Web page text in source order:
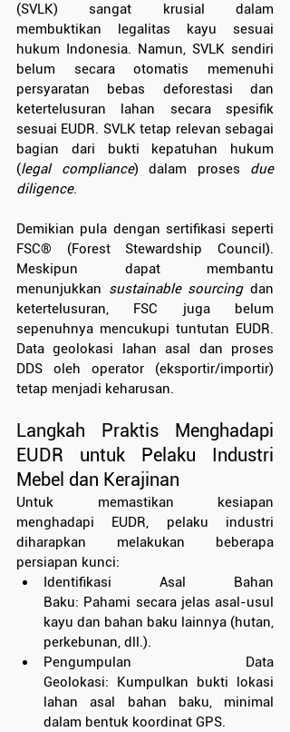
(SVLK) sangat krusial dalam
membuktikan legalitas kayu sesuai
hukum Indonesia. Namun, SVLK sendiri
belum secara otomatis memenuhi
persyaratan bebas deforestasi dan
ketertelusuran lahan secara spesifik
sesuai EUDR. SVLK tetap relevan sebagai
bagian dari bukti kepatuhan hukum
(legal compliance) dalam proses due
diligence.
Demikian pula dengan sertifikasi seperti
FSC® (Forest Stewardship Council).
Meskipun dapat membantu
menunjukkan sustainable sourcing dan
ketertelusuran, FSC juga belum
sepenuhnya mencukupi tuntutan EUDR.
Data geolokasi lahan asal dan proses
DDS oleh operator (eksportir/importir)
tetap menjadi keharusan.
Langkah Praktis Menghadapi
EUDR untuk Pelaku Industri
Mebel dan Kerajinan
Untuk memastikan kesiapan
menghadapi EUDR, pelaku industri
diharapkan melakukan beberapa
persiapan kunci:
Identifikasi Asal Bahan
Baku: Pahami secara jelas asal-usul
kayu dan bahan baku lainnya (hutan,
perkebunan, dll.).
Pengumpulan Data
Geolokasi: Kumpulkan bukti lokasi
lahan asal bahan baku, minimal
dalam bentuk koordinat GPS.